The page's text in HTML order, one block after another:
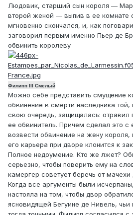
Людовик, старший сын короля —
второй женой — выпив в ее комнате
мгновенно скончался, и, как
заговорил первым именно Пьер де
обвинить королеву
Филипп III Смелый
Можно себе представить смущение
обвинение в смерти наследника
свою очередь, защищалась: отравил
ее обвинитель. Причем сделал это
возвести обвинение на жену короля,
его карьера при дворе клонится к
Полное недоумение. Кто же лжет?
серьезно, чтобы поверить ему на
камергер советует беречь от мачехи
Когда все аргументы были
настояла на том, чтобы двор
ясновидящей Бегуине де Нивель, чьи